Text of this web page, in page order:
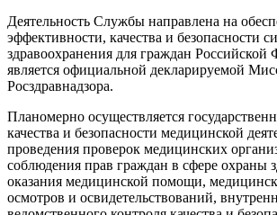
Деятельность Службы направлена на
эффективности, качества и безопасности
здравоохранения для граждан Российской
является официальной декларируемой
Росздравнадзора.
Планомерно осуществляется
качества и безопасности медицинской
проведения проверок медицинских
соблюдения прав граждан в сфере охраны
оказания медицинской помощи,
осмотров и освидетельствований,